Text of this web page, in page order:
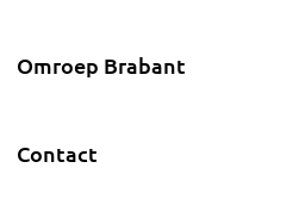
Omroep Brabant
Contact